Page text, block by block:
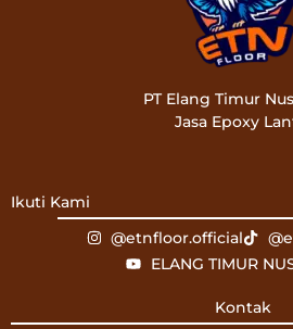
PT Elang Timur
Jasa Epoxy
Ikuti Kami
@etnfloor.official
ELANG TIMUR
Kontak